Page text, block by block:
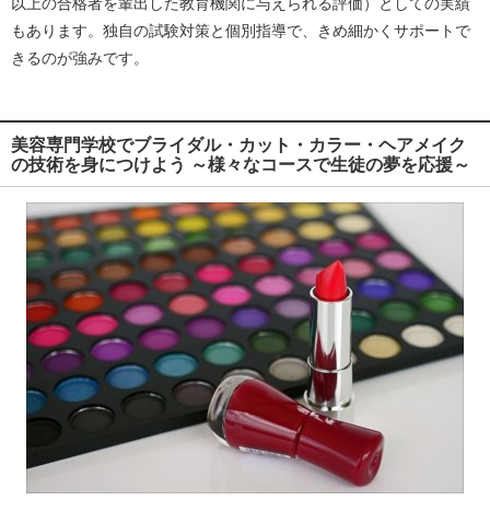
もあります。独自の試験対策と個別指導で、きめ細かくサポートで
きるのが強みです。
美容専門学校でブライダル・カット・カラー・ヘアメイク
の技術を身につけよう ～様々なコースで生徒の夢を応援～